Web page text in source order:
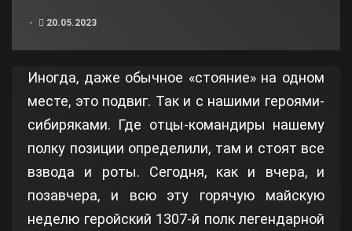
20.05.2023
Иногда, даже обычное «стояние» на одном
месте, это подвиг. Так и с нашими героями-
сибиряками. Где отцы-командиры нашему
полку позиции определили, там и стоят все
взвода и роты. Сегодня, как и вчера, и
позавчера, и всю эту горячую майскую
неделю геройский 1307-й полк легендарной